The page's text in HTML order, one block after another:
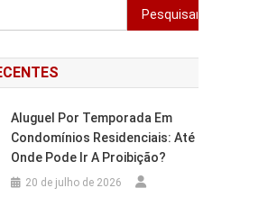
Pesquisar
por:
Aluguel Por Temporada Em
Condomínios Residenciais: Até
Onde Pode Ir A Proibição?
20 de julho de 2026